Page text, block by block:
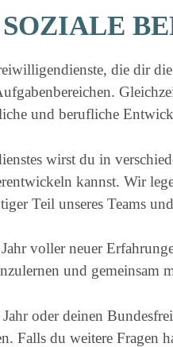
die dir
und berufliche
wirst du in
kannst. Wir
Teil unseres Teams
voller neuer
und gemeinsam
oder deinen
Falls du weitere Fragen